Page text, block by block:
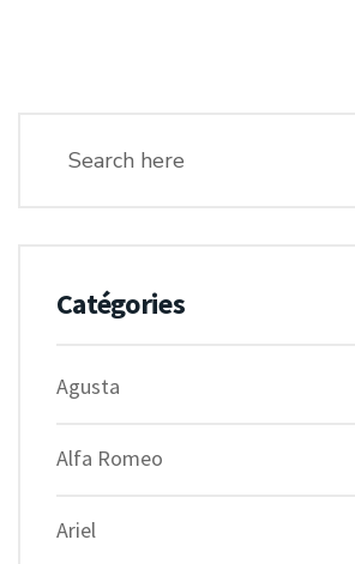
Catégories
Agusta
Alfa Romeo
Ariel